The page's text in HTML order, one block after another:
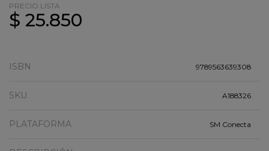
PRECIO LISTA
$ 25.850
ISBN 9789563639308
SKU A188326
PLATAFORMA SM Conecta